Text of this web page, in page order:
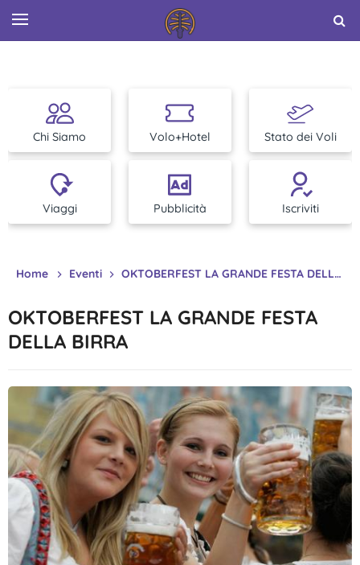
Chi Siamo Volo+Hotel Stato dei Voli
Viaggi Pubblicità Iscriviti
Home Eventi OKTOBERFEST LA GRANDE FESTA DELLA BIRRA
OKTOBERFEST LA GRANDE FESTA
DELLA BIRRA